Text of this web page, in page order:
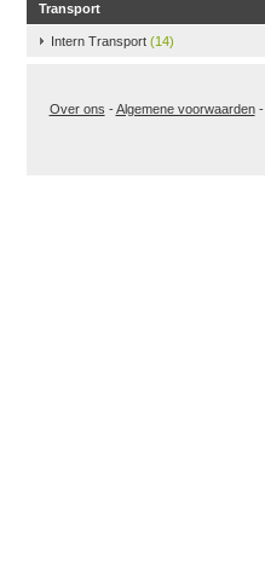
Transport
Intern Transport (14)
Over ons -Algemene voorwaarden-